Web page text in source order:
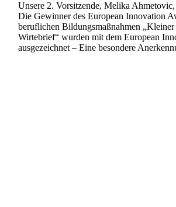
Unsere 2. Vorsitzende, Melika
Die Gewinner des European Innovation
beruflichen Bildungsmaßnahmen
Wirtebrief“ wurden mit dem European
ausgezeichnet – Eine besondere